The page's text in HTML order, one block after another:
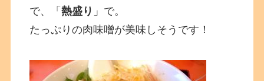
で、「熱盛り 」で。
たっぷりの肉味噌が美味しそうです！